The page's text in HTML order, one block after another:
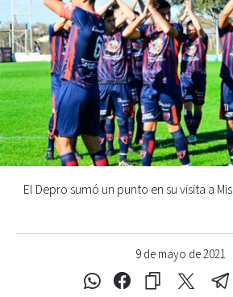
9 de mayo de 2021
El Depro sumó un punto en su visita a